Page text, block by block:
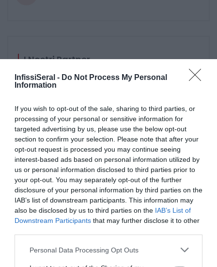
InfissiSeral - Do Not Process My Personal
Information
If you wish to opt-out of the sale, sharing to third parties, or
processing of your personal or sensitive information for
targeted advertising by us, please use the below opt-out
section to confirm your selection. Please note that after your
opt-out request is processed you may continue seeing
interest-based ads based on personal information utilized by
us or personal information disclosed to third parties prior to
your opt-out. You may separately opt-out of the further
disclosure of your personal information by third parties on the
IAB’s list of downstream participants. This information may
also be disclosed by us to third parties on the IAB’s List of
Downstream Participants that may further disclose it to other
Please note that this website/app uses one or more Google
Personal Data Processing Opt Outs
I Nostri Partner